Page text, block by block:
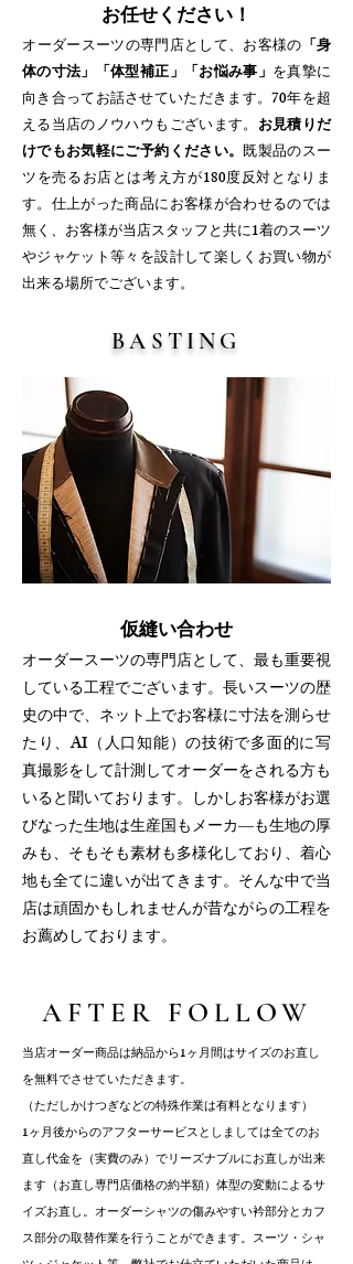
お任せください！
​オーダースーツの専門店として、お客様の 「身
体の寸法」「体型補正」「お悩み事」 を真摯に
向き合ってお話させていただきます。70年を超
える当店のノウハウもございます。 お見積りだ
けでもお気軽にご予約ください。 既製品のスー
ツを売るお店とは考え方が180度反対となりま
す。仕上がった商品にお客様が合わせるのでは
無く、お客様が当店スタッフと共に1着のスーツ
やジャケット等々を設計して楽しくお買い物が
出来る場所でございます。
BASTING
仮縫い合わせ
​オーダースーツの専門店として、最も重要視
している工程でございます。長いスーツの歴
史の中で、ネット上でお客様に寸法を測らせ
たり、AI（人口知能）の技術で多面的に写
真撮影をして計測してオーダーをされる方も
いると聞いております。しかしお客様がお選
びなった生地は生産国もメーカ―も生地の厚
みも、そもそも素材も多様化しており、着心
地も全てに違いが出てきます。そんな中で当
店は頑固かもしれませんが昔ながらの工程を
お薦めしております。
AFTER FOLLOW
当店オーダー商品は納品から1ヶ月間はサイズのお直し
を無料でさせていただきます。
（ただしかけつぎなどの特殊作業は有料となります）
1ヶ月後からのアフターサービスとしましては全てのお
直し代金を（実費のみ）でリーズナブルにお直しが出来
ます（お直し専門店価格の約半額） 体型の変動によるサ
イズお直し。 オーダーシャツの傷みやすい衿部分とカフ
ス部分の取替作業を行うことができます。 スーツ・シャ